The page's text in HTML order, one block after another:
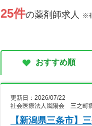
25件の薬剤師求人 ※
おすすめ順
更新日：2026/07/22
社会医療法人嵐陽会 三之町
【新潟県三条市】